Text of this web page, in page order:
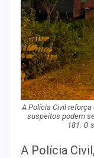
A Polícia Civil
suspeitos podem
181. O
A Polícia